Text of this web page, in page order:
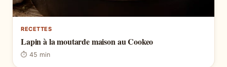
RECETTES
Lapin à la moutarde maison au Cookeo
⏱ 45 min